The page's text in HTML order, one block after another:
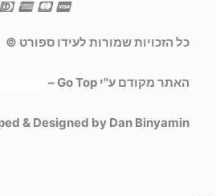
כל הזכויות שמורות לעידו ספורט ©
האתר מקודם ע"י Go Top –
& Designed by Dan Binyamin